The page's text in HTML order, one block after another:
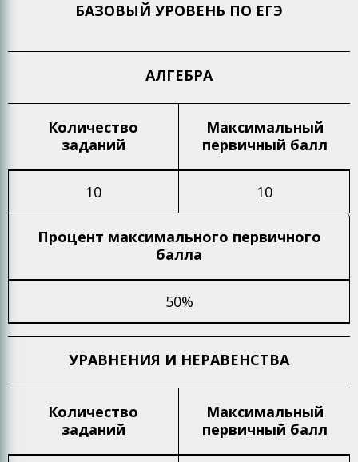
БАЗОВЫЙ УРОВЕНЬ ПО ЕГЭ
АЛГЕБРА
Количество
заданий
Максимальный
первичный балл
10 10
Процент максимального первичного
балла
50%
УРАВНЕНИЯ И НЕРАВЕНСТВА
Количество
заданий
Максимальный
первичный балл